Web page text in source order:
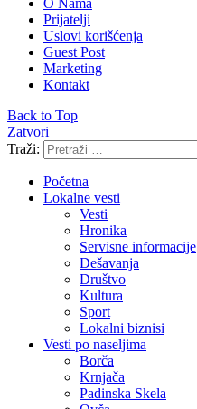
Prijatelji
Uslovi korišćenja
Guest Post
Marketing
Kontakt
Back to Top
Zatvori
Traži:
Početna
Lokalne vesti
Vesti
Hronika
Servisne informacije
Dešavanja
Društvo
Kultura
Sport
Lokalni biznisi
Vesti po naseljima
Borča
Krnjača
Padinska Skela